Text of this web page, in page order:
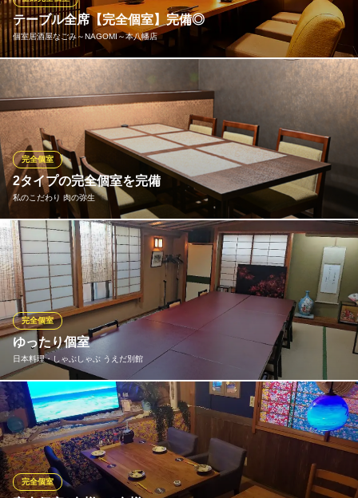
ＪＲ総武線本八幡駅 徒歩2分
千葉県市川市八幡2-15-16 川上ビル3F
テーブル全席【完全個室】完備◎
個室居酒屋なごみ～NAGOMI～本八幡店
当店90席すべてが個室となっております。 本八幡での歓迎会や送
別会、宴会のご予約承っております！ご宴会、貸切、団体様での
ご利用好評頂いております！ ※掘りごたつは貸切使用で完全個室
となります。
個室居酒屋なごみ～NAGOMI～本八幡店
居酒屋 日本酒 海鮮
ＪＲ総武線本八幡駅 徒歩1分
千葉県市川市八幡2-16-6 内田ビルB1
2タイプの完全個室を完備
私のこだわり 肉の弥生
完全個室
本八幡駅前で落ち着いた空間の個室があるお店。椅子席と掘りご
たつの2タイプの個室席を完備。 ビジネスや特別記念日などの利
用シーンにお薦め。 個室は2～6名様でご利用いただけます。こだ
わりの空間をご利用ください。
私のこだわり 肉の弥生
和牛の創作料理
ＪＲ総武線本八幡駅 徒歩1分
千葉県市川市八幡2-15-13 2F
ゆったり個室
日本料理・しゃぶしゃぶ うえだ別館
完全個室
通常10名様以上お入りいただける個室を4～6名様でお使いいただ
けます。 席間隔も空け、窓も開放し風通しを良くしております。
ご家族、知人でのご利用に安心してお使いいただけます。
日本料理・しゃぶしゃぶ うえだ別館
完全個室